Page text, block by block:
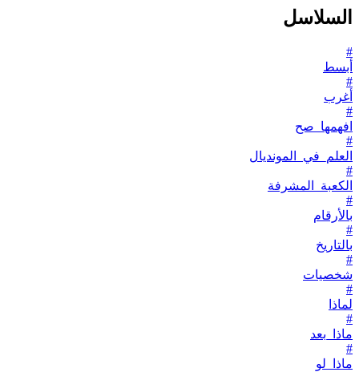
السلاسل
#
أبسط
#
أغرب
#
افهمها_صح
#
العلم_في_المونديال
#
الكعبة_المشرفة
#
بالأرقام
#
بالتاريخ
#
شخصيات
#
لماذا
#
ماذا_بعد
#
ماذا_لو